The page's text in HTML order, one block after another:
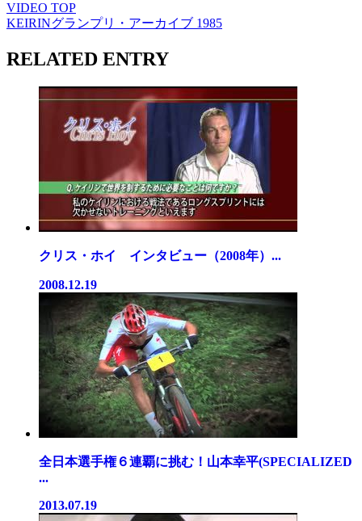
VIDEO TOP
KEIRINグランプリ・アーカイブ 1985
RELATED ENTRY
クリス・ホイ インタビュー（2008年）...
2008.12.19
全日本選手権６連覇に挑む！山本幸平(SPECIALIZED
...
2013.07.19